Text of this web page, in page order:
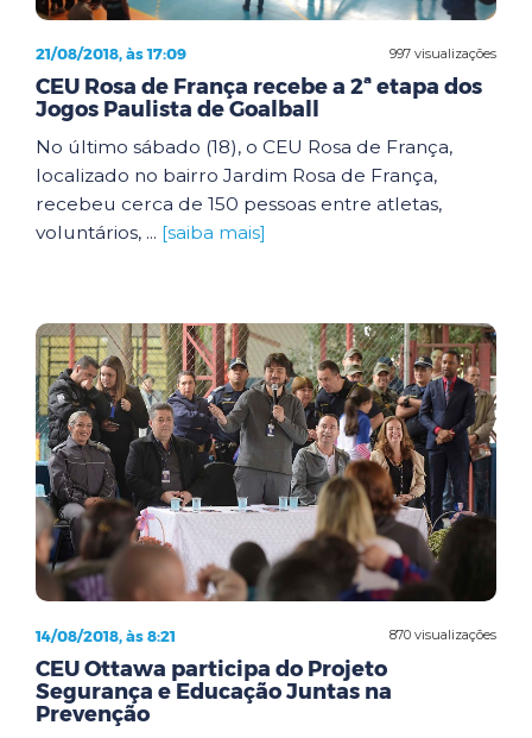
997 visualizações
21/08/2018, às 17:09
CEU Rosa de França recebe a 2ª etapa dos
Jogos Paulista de Goalball
No último sábado (18), o CEU Rosa de França,
localizado no bairro Jardim Rosa de França,
recebeu cerca de 150 pessoas entre atletas,
voluntários, ... [saiba mais]
870 visualizações
14/08/2018, às 8:21
CEU Ottawa participa do Projeto
Segurança e Educação Juntas na
Prevenção